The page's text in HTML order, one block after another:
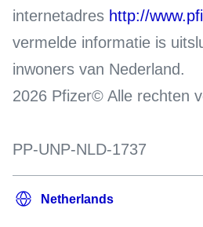
internetadres http://
vermelde informatie is
inwoners van Nederland.
2026 Pfizer© Alle rechten
PP-UNP-NLD-1737